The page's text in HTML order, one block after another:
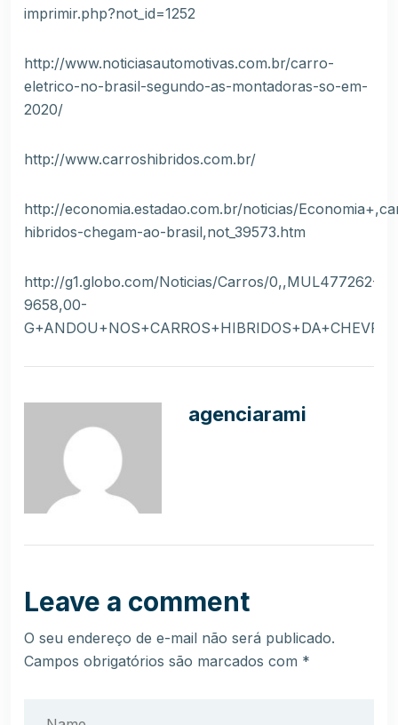
imprimir.php?not_id=1252
http://www.noticiasautomotivas.com.br/carro-
eletrico-no-brasil-segundo-as-montadoras-so-em-
2020/
http://www.carroshibridos.com.br/
http://economia.estadao.com.br/noticias/
hibridos-chegam-ao-brasil,not_39573.htm
http://g1.globo.com/Noticias/Carros/0,,MUL477262-
9658,00-
agenciarami
Leave a comment
O seu endereço de e-mail não será publicado.
Campos obrigatórios são marcados com *